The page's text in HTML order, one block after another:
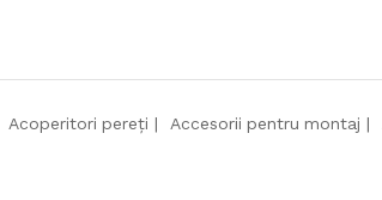
Acoperitori pereți Accesorii pentru montaj